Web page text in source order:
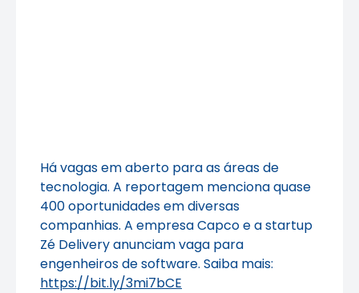
Há vagas em aberto para as áreas de
tecnologia. A reportagem menciona quase
400 oportunidades em diversas
companhias. A empresa Capco e a startup
Zé Delivery anunciam vaga para
engenheiros de software. Saiba mais:
https://bit.ly/3mi7bCE